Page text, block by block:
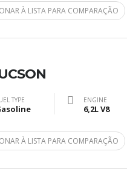
À LISTA PARA COMPARAÇÃO
TYPE ENGINE
6,2L V8
À LISTA PARA COMPARAÇÃO